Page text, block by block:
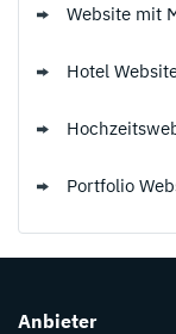
Website mit
Hotel
Portfolio
Anbieter